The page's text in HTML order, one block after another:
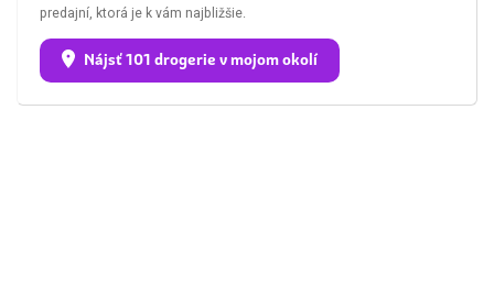
predajní, ktorá je k vám najbližšie.
Nájsť 101 drogerie v mojom okolí